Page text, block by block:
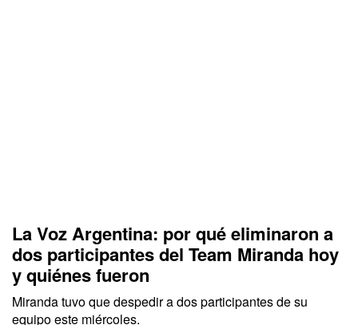
La Voz Argentina: por qué eliminaron a
dos participantes del Team Miranda hoy
y quiénes fueron
Miranda tuvo que despedir a dos participantes de su
equipo este miércoles.